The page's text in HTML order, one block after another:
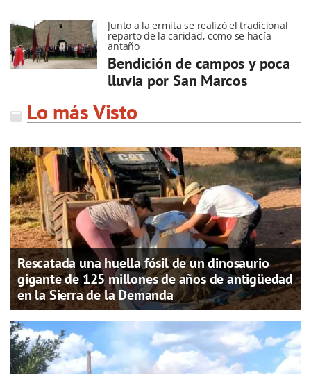
Junto a la ermita se realizó el tradicional
reparto de la caridad, como se hacía
antaño
Bendición de campos y poca
lluvia por San Marcos
Lo más Visto
Rescatada una huella fósil de un dinosaurio
gigante de 125 millones de años de antigüedad
en la Sierra de la Demanda